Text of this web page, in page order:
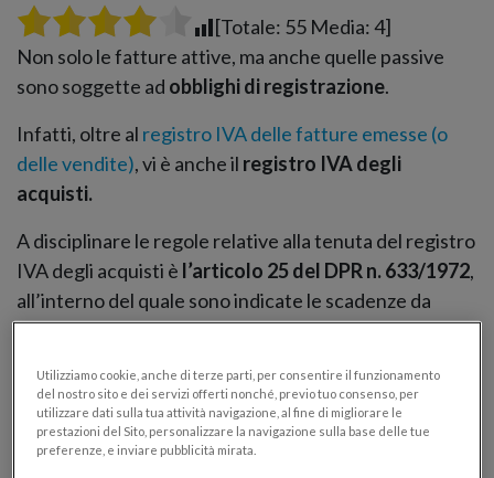
[Totale: 55 Media:4]
Non solo le fatture attive, ma anche quelle passive
sono soggette ad obblighi di registrazione.
Infatti, oltre al registro IVA delle fatture emesse (o
delle vendite), vi è anche il registro IVA degli
acquisti.
A disciplinare le regole relative alla tenuta del registro
IVA degli acquisti è l’articolo 25 del DPR n. 633/1972,
all’interno del quale sono indicate le scadenze da
rispettare così come i dati che dovrai indicare nel
Specifichiamo in primo luogo che la funzionalità
primaria del registro degli acquisti è quella di
Utilizziamo cookie, anche di terze parti, per consentire il funzionamento
del nostro sito e dei servizi offerti nonché, previo tuo consenso, per
utilizzare dati sulla tua attività navigazione, al fine di migliorare le
prestazioni del Sito, personalizzare la navigazione sulla base delle tue
preferenze, e inviare pubblicità mirata.